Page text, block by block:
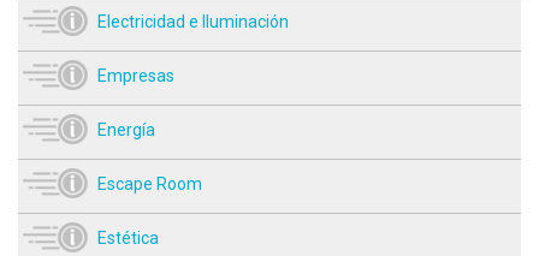
Electricidad e Iluminación
Empresas
Energía
Escape Room
Estética